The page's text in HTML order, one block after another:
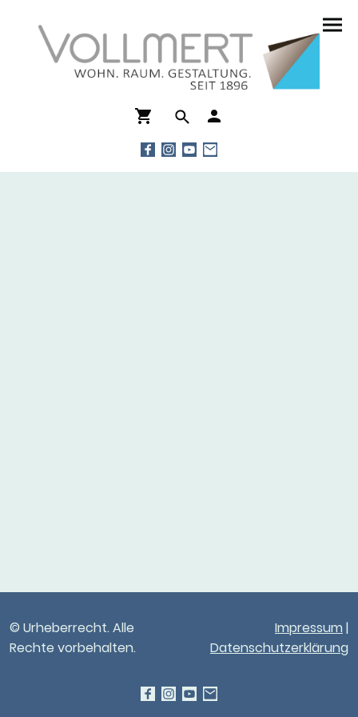
© Urheberrecht. Alle
Rechte vorbehalten.
Impressum |
Datenschutzerklärung